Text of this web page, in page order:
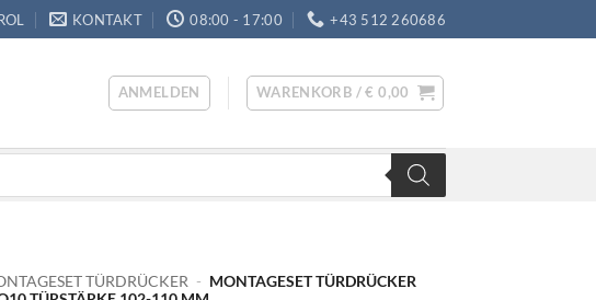
KONTAKT 08:00 - 17:00 +43 512 260686
ANMELDEN WARENKORB /€ 0,00
TÜRDRÜCKER - MONTAGESET TÜRDRÜCKER